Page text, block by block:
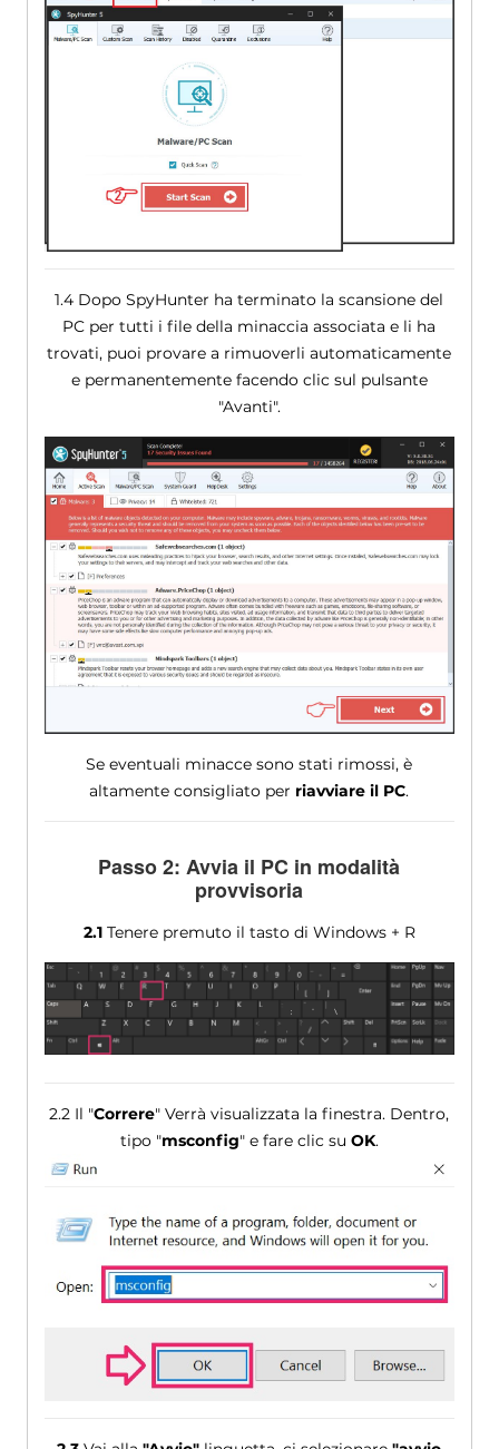
1.4 Dopo SpyHunter ha terminato la scansione del
PC per tutti i file della minaccia associata e li ha
trovati, puoi provare a rimuoverli automaticamente
e permanentemente facendo clic sul pulsante
"Avanti".
Se eventuali minacce sono stati rimossi, è
altamente consigliato per riavviare il PC.
Passo 2: Avvia il PC in modalità
provvisoria
2.1Tenere premuto il tasto di Windows + R
2.2 Il "Correre" Verrà visualizzata la finestra. Dentro,
tipo "msconfig" e fare clic su OK.